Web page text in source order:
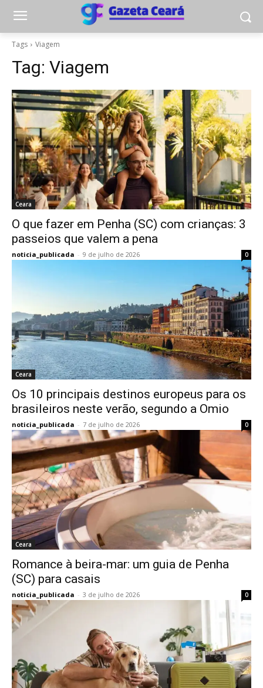
Tags Viagem
Tag: Viagem
Ceara
O que fazer em Penha (SC) com crianças: 3
passeios que valem a pena
noticia_publicada - 9 de julho de 2026 0
Ceara
Os 10 principais destinos europeus para os
brasileiros neste verão, segundo a Omio
noticia_publicada - 7 de julho de 2026 0
Ceara
Romance à beira-mar: um guia de Penha
(SC) para casais
noticia_publicada - 3 de julho de 2026 0